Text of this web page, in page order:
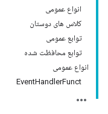
انواع عمومی
کلاس های دوستان
توابع عمومی
توابع محافظت شده
انواع عمومی
EventHandlerFunct